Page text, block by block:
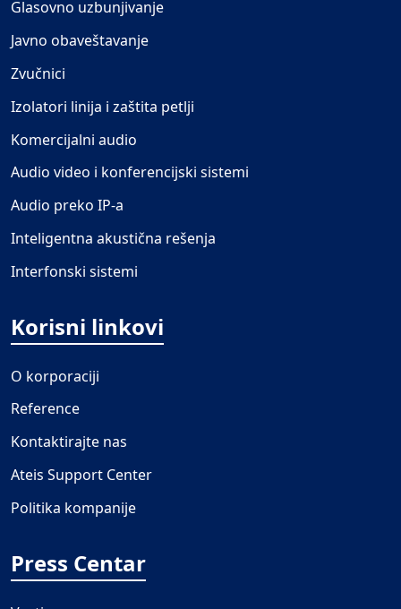
Glasovno uzbunjivanje
Javno obaveštavanje
Zvučnici
Izolatori linija i zaštita petlji
Komercijalni audio
Audio video i konferencijski sistemi
Audio preko IP-a
Inteligentna akustična rešenja
Interfonski sistemi
Korisni linkovi
O korporaciji
Reference
Kontaktirajte nas
Ateis Support Center
Politika kompanije
Press Centar